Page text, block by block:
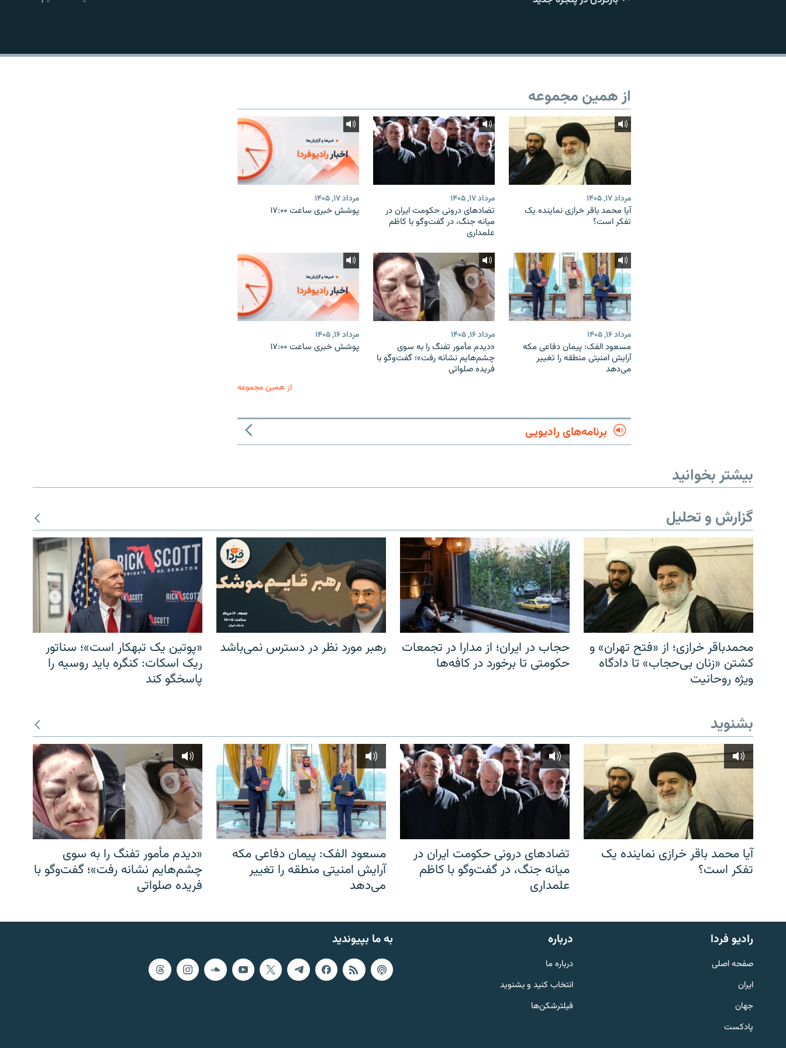
English
به ما بپیوندید
EMBED
از همین مجموعه
مرداد ۱۷, ۱۴۰۵
آیا محمد باقر خرازی نماینده یک
تفکر است؟
مرداد ۱۷, ۱۴۰۵
تضادهای درونی حکومت ایران در
میانه جنگ، در گفت‌‌وگو با کاظم
علمداری
مرداد ۱۷, ۱۴۰۵
پوشش خبری ساعت ۱۷:۰۰
مرداد ۱۶, ۱۴۰۵
مسعود الفک: پیمان دفاعی مکه
آرایش امنیتی منطقه را تغییر
می‌دهد
مرداد ۱۶, ۱۴۰۵
«دیدم مأمور تفنگ را به سوی
چشم‌هایم نشانه رفت»؛ گفت‌و‌گو با
فریده صلواتی
مرداد ۱۶, ۱۴۰۵
پوشش خبری ساعت ۱۷:۰۰
از همین مجموعه
برنامه‌های رادیویی
بیشتر بخوانید
گزارش و تحلیل
محمدباقر خرازی؛ از «فتح تهران» و
کشتن «زنان بی‌حجاب» تا دادگاه
ویژه روحانیت
حجاب در ایران؛ از مدارا در تجمعات
حکومتی تا برخورد در کافه‌ها
رهبر مورد نظر در دسترس نمی‌باشد
«پوتین یک تبهکار است»؛ سناتور
ریک اسکات: کنگره باید روسیه را
پاسخگو کند
بشنوید
آیا محمد باقر خرازی نماینده یک
تفکر است؟
تضادهای درونی حکومت ایران در
میانه جنگ، در گفت‌‌وگو با کاظم
علمداری
مسعود الفک: پیمان دفاعی مکه
آرایش امنیتی منطقه را تغییر
می‌دهد
«دیدم مأمور تفنگ را به سوی
چشم‌هایم نشانه رفت»؛ گفت‌و‌گو با
فریده صلواتی
به ما بپیوندید رادیو فردا
صفحه اصلی
ایران
جهان
پادکست
درباره
درباره ما
انتخاب کنید و بشنوید
فیلترشکن‌ها